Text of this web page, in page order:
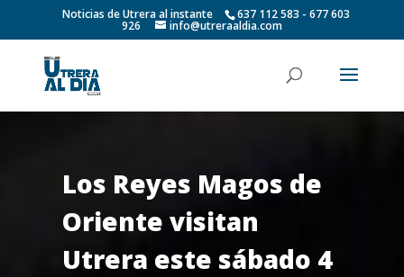
Noticias de Utrera al instante 637 112 583 - 677 603
926 info@utreraaldia.com
Los Reyes Magos de
Oriente visitan
Utrera este sábado 4